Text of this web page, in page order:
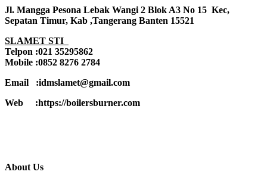
Jl. Mangga Pesona Lebak Wangi 2 Blok A3 No 15 Kec,
Sepatan Timur, Kab ,Tangerang Banten 15521
SLAMET STI
Telpon :021 35295862
Mobile :0852 8276 2784
Email :idmslamet@gmail.com
Web :https://boilersburner.com
About Us